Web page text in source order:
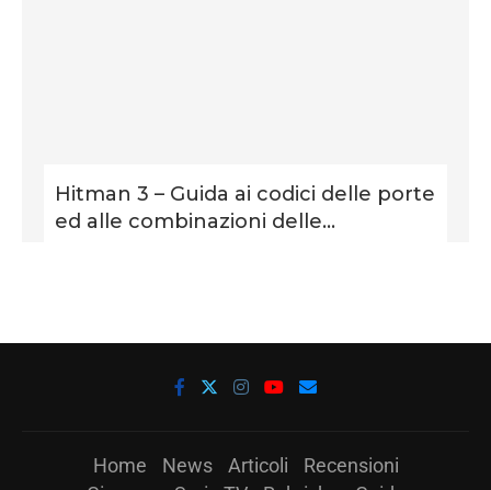
Hitman 3 – Guida ai codici delle porte
ed alle combinazioni delle...
Home News Articoli
Recensioni